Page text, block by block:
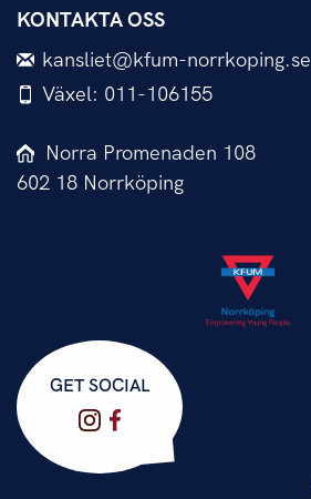
KONTAKTA OSS
kansliet@kfum-norrkoping.se
Växel: 011-106155
Norra Promenaden 108
602 18 Norrköping
GET SOCIAL